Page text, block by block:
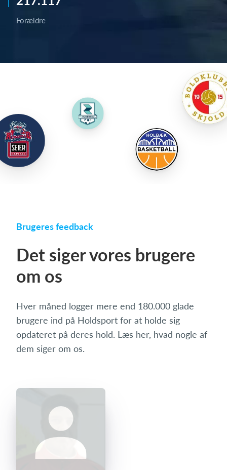
Forældre
Brugeres feedback
Det siger vores brugere
om os
Hver måned logger mere end 180.000 glade
brugere ind på Holdsport for at holde sig
opdateret på deres hold. Læs her, hvad nogle af
dem siger om os.